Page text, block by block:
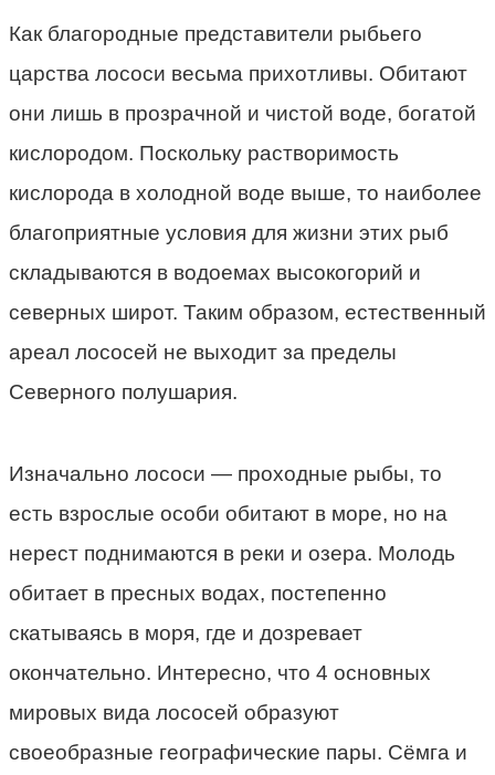
Как благородные представители рыбьего
царства лососи весьма прихотливы. Обитают
они лишь в прозрачной и чистой воде, богатой
кислородом. Поскольку растворимость
кислорода в холодной воде выше, то наиболее
благоприятные условия для жизни этих рыб
складываются в водоемах высокогорий и
северных широт. Таким образом, естественный
ареал лососей не выходит за пределы
Северного полушария.
Изначально лососи — проходные рыбы, то
есть взрослые особи обитают в море, но на
нерест поднимаются в реки и озера. Молодь
обитает в пресных водах, постепенно
скатываясь в моря, где и дозревает
окончательно. Интересно, что 4 основных
мировых вида лососей образуют
своеобразные географические пары. Сёмга и